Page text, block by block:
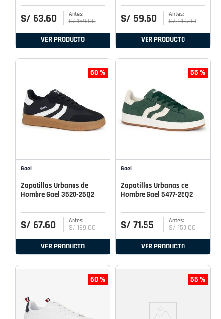
S/ 63.60 S/ 159.00
VER PRODUCTO
S/ 59.60 S/ 149.00
VER PRODUCTO
60 %
Gael
Zapatillas Urbanas de
Hombre Gael 3520-25Q2
S/ 67.60 S/ 169.00
VER PRODUCTO
55 %
Gael
Zapatillas Urbanas de
Hombre Gael 5477-25Q2
S/ 71.55 S/ 159.00
VER PRODUCTO
60 % 55 %